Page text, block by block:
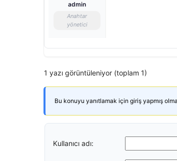
admin
Anahtar
yönetici
1 yazı görüntüleniyor (toplam 1)
Bu konuyu yanıtlamak için giriş yapmış
Kullanıcı adı: